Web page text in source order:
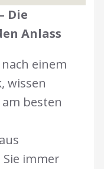
Die
Anlass
einem
wissen
besten
aus
immer